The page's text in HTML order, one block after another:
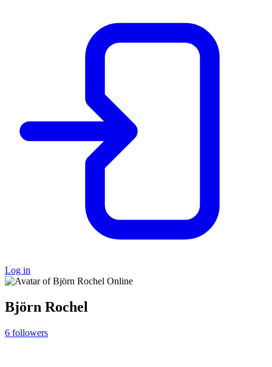
Log in
Online
Björn Rochel
6 followers